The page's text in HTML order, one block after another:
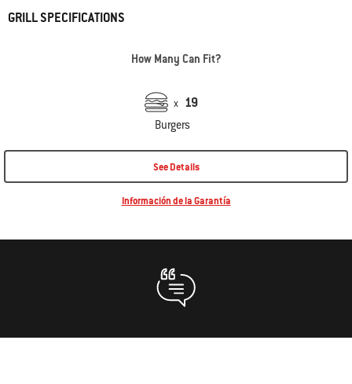
GRILL SPECIFICATIONS
How Many Can Fit?
x 19
Burgers
See Details
Información de la Garantía